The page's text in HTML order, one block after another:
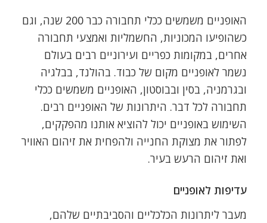
האופניים משמשים ככלי תחבורה כבר 200 שנה, וגם
כשהופיעו המכוניות, החשמליות ואמצעי תחבורה
אחרים, במקומות כפריים ועירוניים רבים בעולם
נשמר לאופניים מקום של כבוד. בהולנד, בבלגיה
ובגרמניה, בסין ובבוסטון, האופניים משמשים ככלי
תחבורה לכל דבר. היתרונות של האופניים רבים.
השימוש באופניים יכול להוציא אותנו מהפקקים,
לפתור את מצוקת החנייה ולהפחית את זיהום האוויר
ואת זיהום הרעש בעיר.
עדיפות לאופניים
מעבר ליתרונות הכלכליים והסביבתיים שלהם,